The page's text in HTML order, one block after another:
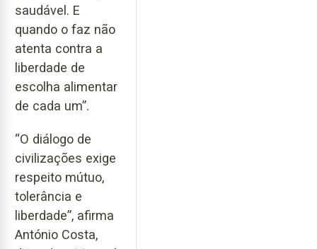
saudável. E
quando o faz não
atenta contra a
liberdade de
escolha alimentar
de cada um”.
“O diálogo de
civilizações exige
respeito mútuo,
tolerância e
liberdade”, afirma
António Costa,